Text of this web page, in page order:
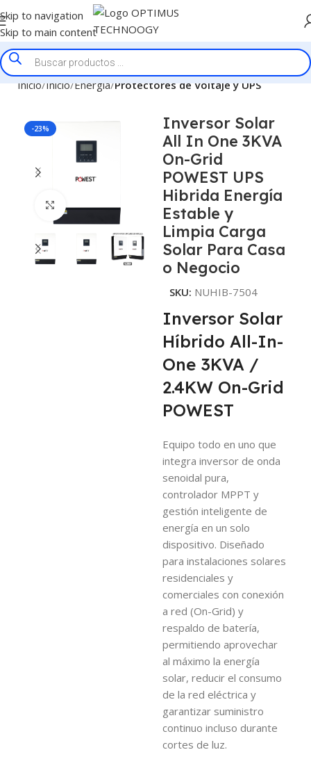
Skip to navigation
Skip to main content
Inicio Inicio Energía Protectores de Voltaje y UPS
-23%
Click to enlarge
Inversor Solar
All In One 3KVA
On-Grid
POWEST UPS
Hibrida Energía
Estable y
Limpia Carga
Solar Para Casa
o Negocio
SKU: NUHIB-7504
Inversor Solar
Híbrido All-In-
One 3KVA /
2.4KW On-Grid
POWEST
Equipo todo en uno que
integra inversor de onda
senoidal pura,
controlador MPPT y
gestión inteligente de
energía en un solo
dispositivo. Diseñado
para instalaciones solares
residenciales y
comerciales con conexión
a red (On-Grid) y
respaldo de batería,
permitiendo aprovechar
al máximo la energía
solar, reducir el consumo
de la red eléctrica y
garantizar suministro
continuo incluso durante
cortes de luz.